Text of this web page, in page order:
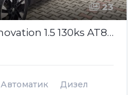
23
Opel Grandland X Innovation 1.5 130ks AT8 (MMJ008)
Автоматик Дизел